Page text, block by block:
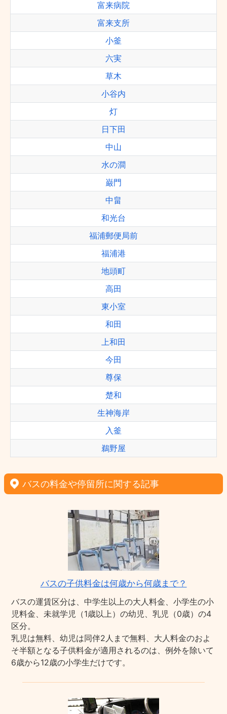
富来病院
富来支所
小釜
六実
草木
小谷内
灯
日下田
中山
水の澗
巌門
中畠
和光台
福浦郵便局前
福浦港
地頭町
高田
東小室
和田
上和田
今田
尊保
楚和
生神海岸
入釜
鵜野屋
バスの料金や停留所に関する記事
バスの子供料金は何歳から何歳まで？
バスの運賃区分は、中学生以上の大人料金、小学生の小
児料金、未就学児（1歳以上）の幼児、乳児（0歳）の4
区分。
乳児は無料、幼児は同伴2人まで無料、大人料金のおよ
そ半額となる子供料金が適用されるのは、例外を除いて
6歳から12歳の小学生だけです。